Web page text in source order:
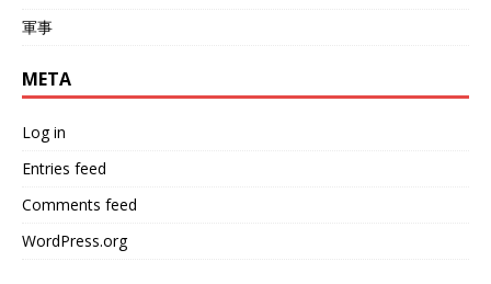
軍事
META
Log in
Entries feed
Comments feed
WordPress.org